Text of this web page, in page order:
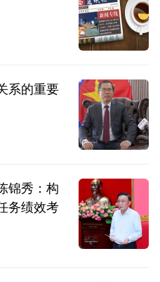
系的重要
锦秀：构
务绩效考